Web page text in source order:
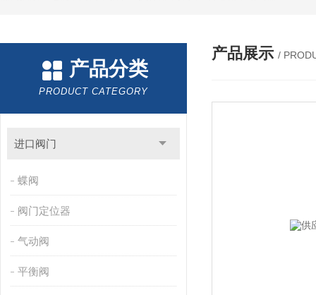
产品分类
PRODUCT CATEGORY
进口阀门
蝶阀
阀门定位器
气动阀
平衡阀
产品展示 /